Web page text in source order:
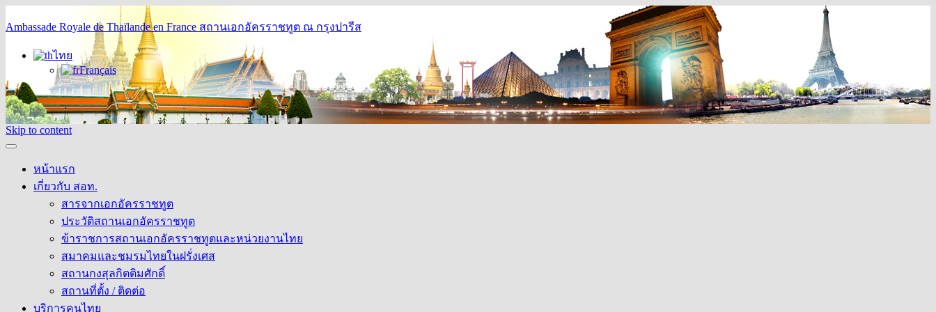
Ambassade Royale de Thaïlande en France สถานเอกอัครราชทูต ณ กรุงปารีส
ไทย
Français
Skip to content
หน้าแรก
เกี่ยวกับ สอท.
สารจากเอกอัครราชทูต
ประวัติสถานเอกอัครราชทูต
ข้าราชการสถานเอกอัครราชทูตและหน่วยงานไทย
สมาคมและชมรมไทยในฝรั่งเศส
สถานกงสุลกิตติมศักดิ์
สถานที่ตั้ง / ติดต่อ
บริการคนไทย